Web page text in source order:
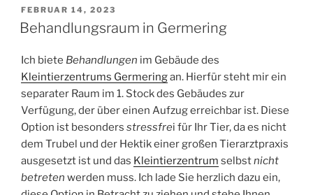
VERÖFFENTLICHT
AM
FEBRUAR 14, 2023
Behandlungsraum in Germering
Ich biete Behandlungen im Gebäude des
Kleintierzentrums Germeringan. Hierfür steht mir ein
separater Raum im 1. Stock des Gebäudes zur
Verfügung, der über einen Aufzug erreichbar ist. Diese
Option ist besonders stressfrei für Ihr Tier, da es nicht
dem Trubel und der Hektik einer großen Tierarztpraxis
ausgesetzt ist und das Kleintierzentrum selbstnicht
betreten werden muss. Ich lade Sie herzlich dazu ein,